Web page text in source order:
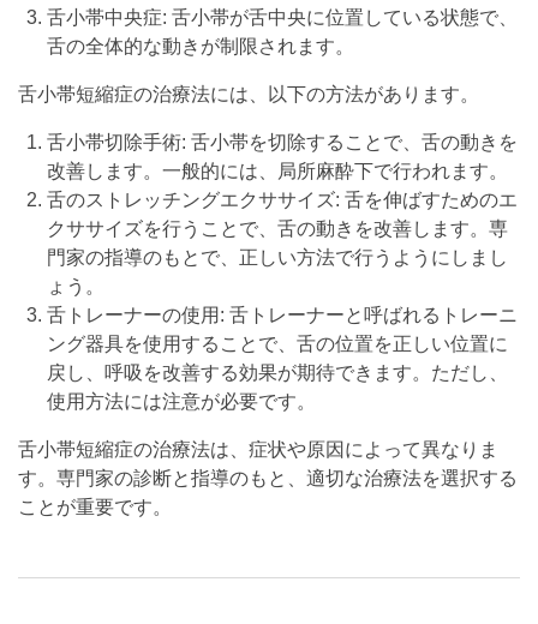
舌小帯中央症: 舌小帯が舌中央に位置している状態で、
舌の全体的な動きが制限されます。
舌小帯短縮症の治療法には、以下の方法があります。
舌小帯切除手術: 舌小帯を切除することで、舌の動きを
改善します。一般的には、局所麻酔下で行われます。
舌のストレッチングエクササイズ: 舌を伸ばすためのエ
クササイズを行うことで、舌の動きを改善します。専
門家の指導のもとで、正しい方法で行うようにしまし
ょう。
舌トレーナーの使用: 舌トレーナーと呼ばれるトレーニ
ング器具を使用することで、舌の位置を正しい位置に
戻し、呼吸を改善する効果が期待できます。ただし、
使用方法には注意が必要です。
舌小帯短縮症の治療法は、症状や原因によって異なりま
す。専門家の診断と指導のもと、適切な治療法を選択する
ことが重要です。